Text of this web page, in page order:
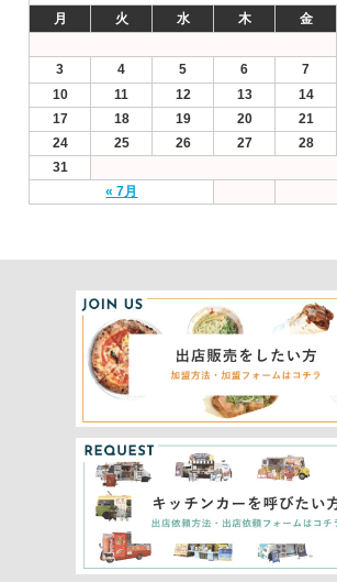
月
火 水 木 金
« 7月
3
4 5 6 7
10
11 12 13 14
17
18 19 20 21
24
25 26 27 28
31